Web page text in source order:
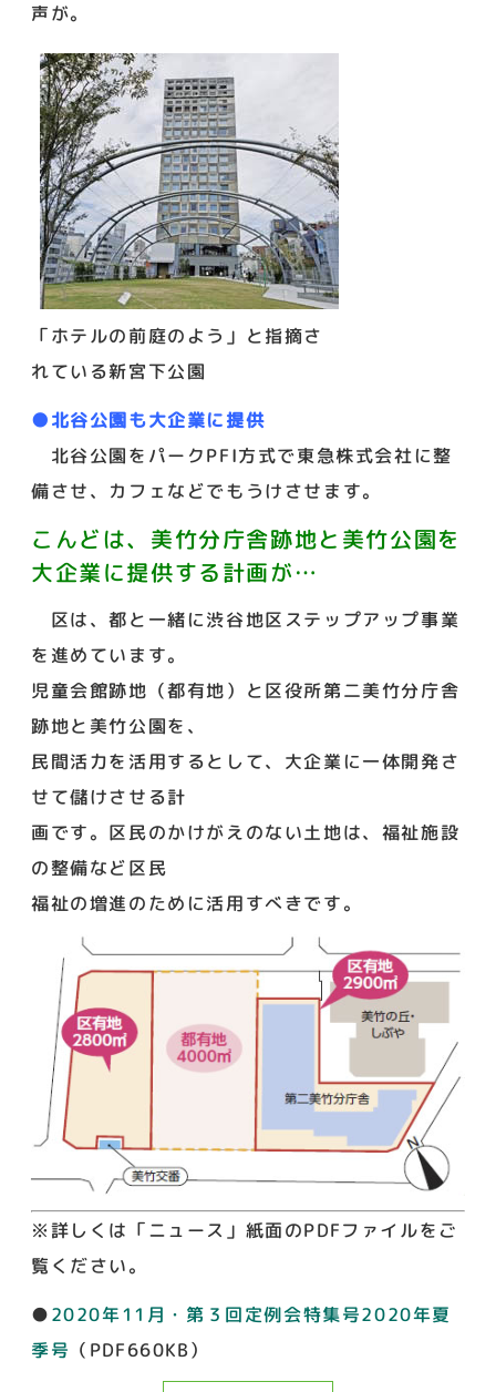
声が。
「ホテルの前庭のよう」と指摘さ
れている新宮下公園
●北谷公園も大企業に提供
北谷公園をパークPFI方式で東急株式会社に整
備させ、カフェなどでもうけさせます。
こんどは、美竹分庁舎跡地と美竹公園を
大企業に提供する計画が…
区は、都と一緒に渋谷地区ステップアップ事業
を進めています。
児童会館跡地（都有地）と区役所第二美竹分庁舎
跡地と美竹公園を、
民間活力を活用するとして、大企業に一体開発さ
せて儲けさせる計
画です。区民のかけがえのない土地は、福祉施設
の整備など区民
福祉の増進のために活用すべきです。
※詳しくは「ニュース」紙面のPDFファイルをご
覧ください。
●2020年11月・第３回定例会特集号2020年夏
季号 （PDF660KB）